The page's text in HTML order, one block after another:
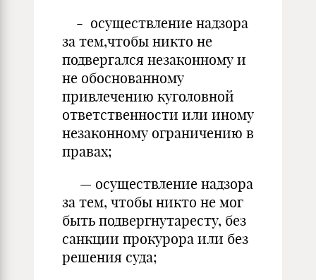
- осуществление надзора
за тем,чтобы никто не
подвергался незаконному и
не обоснованному
привлечению куголовной
ответственности или иному
незаконному ограничению в
правах;
— осуществление надзора
за тем, чтобы никто не мог
быть подвергнутаресту, без
санкции прокурора или без
решения суда;